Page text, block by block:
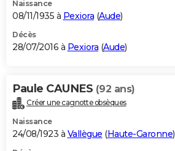
Naissance
08/11/1935 à Pexiora (Aude)
Décès
28/07/2016 à Pexiora (Aude)
Paule CAUNES (92 ans)
Créer une cagnotte obsèques
Naissance
24/08/1923 à Vallègue (Haute-Garonne)